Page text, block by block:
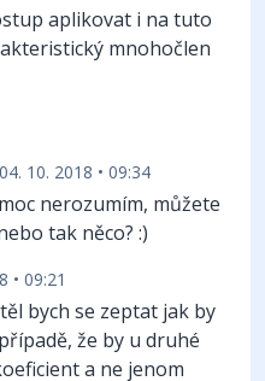
aplikovat i na tuto
mnohočlen
04. 10. 2018 • 09:34
nerozumím, můžete
tak něco? :)
• 09:21
bych se zeptat jak by
že by u druhé
a ne jenom